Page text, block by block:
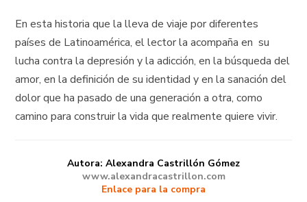
En esta historia que la lleva de viaje por diferentes
países de Latinoamérica, el lector la acompaña en su
lucha contra la depresión y la adicción, en la búsqueda del
amor, en la definición de su identidad y en la sanación del
dolor que ha pasado de una generación a otra, como
camino para construir la vida que realmente quiere vivir.
Autora: Alexandra Castrillón Gómez
www.alexandracastrillon.com
Enlace para la compra